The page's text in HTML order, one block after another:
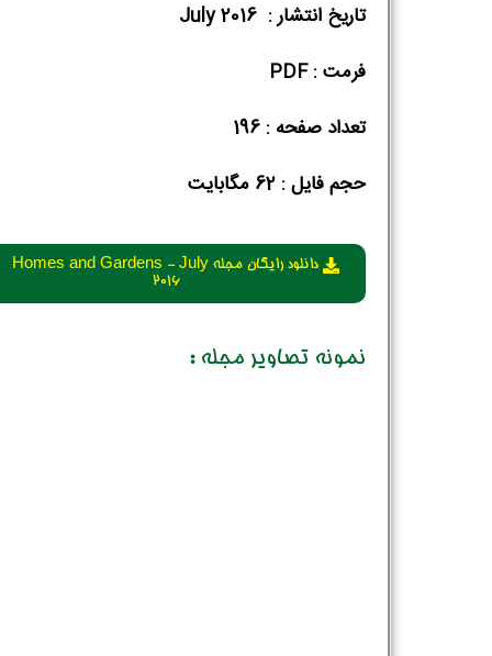
تاریخ انتشار : July 2016
فرمت : PDF
تعداد صفحه : 196
حجم فایل :‌ 62 مگابایت
دانلود رایگان مجله Homes and Gardens - July
2016
نمونه تصاویر مجله :